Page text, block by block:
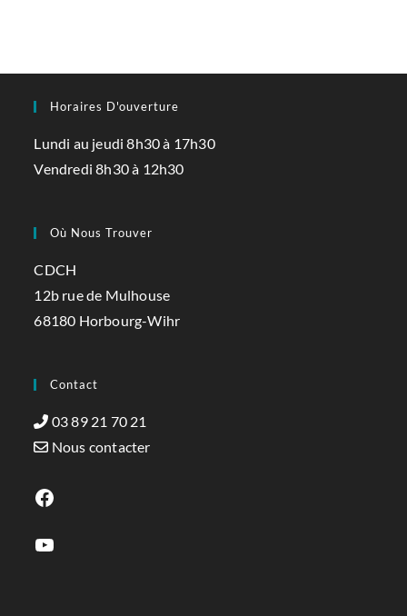
Horaires D'ouverture
Lundi au jeudi 8h30 à 17h30
Vendredi 8h30 à 12h30
Où Nous Trouver
CDCH
12b rue de Mulhouse
68180 Horbourg-Wihr
Contact
03 89 21 70 21
Nous contacter